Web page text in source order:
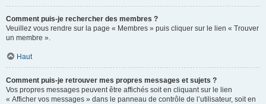
Comment puis-je rechercher des membres ?
Veuillez vous rendre sur la page « Membres » puis cliquer sur le lien « Trouver
un membre ».
Haut
Comment puis-je retrouver mes propres messages et sujets ?
Vos propres messages peuvent être affichés soit en cliquant sur le lien
« Afficher vos messages » dans le panneau de contrôle de l’utilisateur, soit en